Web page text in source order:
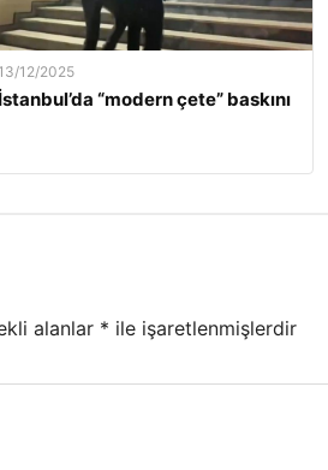
13/12/2025
İstanbul’da “modern çete” baskını
alanlar * ile işaretlenmişlerdir